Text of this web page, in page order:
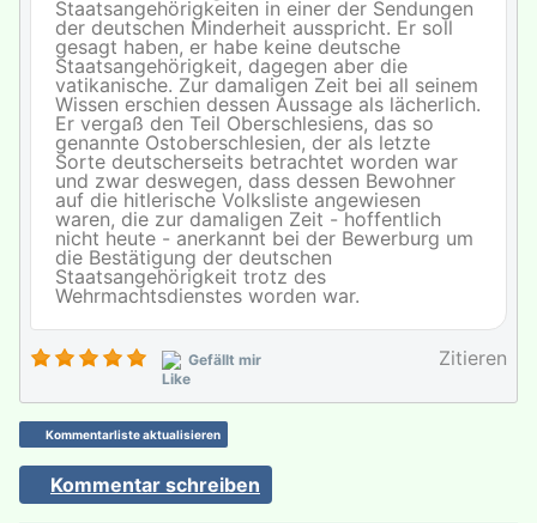
Staatsangehörigkeiten in einer der Sendungen
der deutschen Minderheit ausspricht. Er soll
gesagt haben, er habe keine deutsche
Staatsangehörigkeit, dagegen aber die
vatikanische. Zur damaligen Zeit bei all seinem
Wissen erschien dessen Aussage als lächerlich.
Er vergaß den Teil Oberschlesiens, das so
genannte Ostoberschlesien, der als letzte
Sorte deutscherseits betrachtet worden war
und zwar deswegen, dass dessen Bewohner
auf die hitlerische Volksliste angewiesen
waren, die zur damaligen Zeit - hoffentlich
nicht heute - anerkannt bei der Bewerburg um
die Bestätigung der deutschen
Staatsangehörigkeit trotz des
Wehrmachtsdienstes worden war.
Gefällt mir Zitieren
Kommentarliste aktualisieren
Kommentar schreiben